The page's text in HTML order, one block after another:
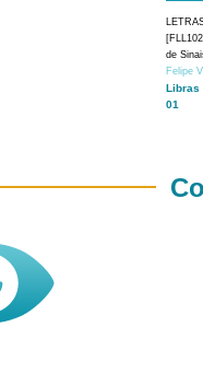
de
Felipe
Libras
01